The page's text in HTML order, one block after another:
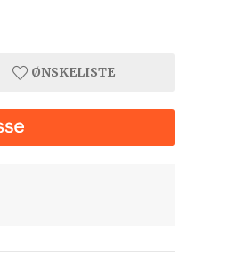
ØNSKELISTE